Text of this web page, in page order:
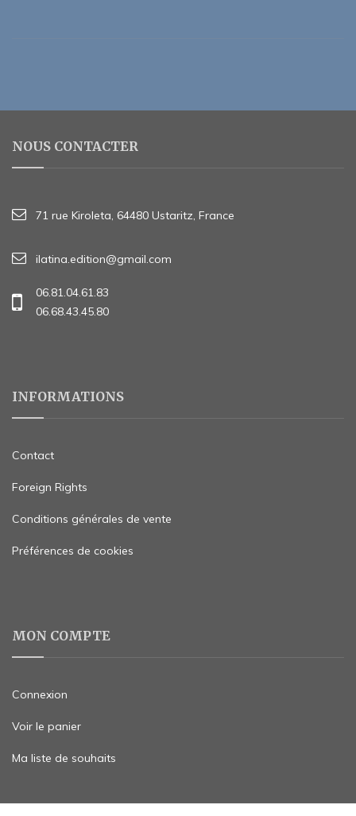
NOUS CONTACTER
71 rue Kiroleta, 64480 Ustaritz, France
ilatina.edition@gmail.com
06.81.04.61.83
06.68.43.45.80
INFORMATIONS
Contact
Foreign Rights
Conditions générales de vente
Préférences de cookies
MON COMPTE
Connexion
Voir le panier
Ma liste de souhaits